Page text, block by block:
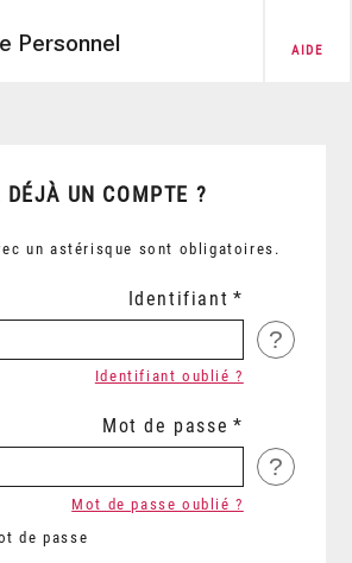
Personnel AIDE
DÉJÀ UN COMPTE ?
un astérisque sont obligatoires.
Identifiant
?
Identifiant oublié ?
Mot de passe
?
de passe
Mot de passe oublié ?